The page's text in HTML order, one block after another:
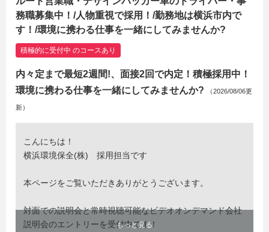
務職募集中！/人物重視で採用！/勤務地は横浜市内で
す！/環境に携わる仕事を一緒にしてみませんか?
積極的に受付中 のコースあり
内々定まで最短2週間!、面接2回で内定！積極採用中！
環境に携わる仕事を一緒にしてみませんか?
（2026/08/06更
新）
こんにちは！
横浜環境保全(株) 採用担当です
本ページをご覧いただきありがとうございます。
対面での説明会と常時視聴可能なビデオオンデマンド会社
説明会のエントリーを受付中です！
もっと見る